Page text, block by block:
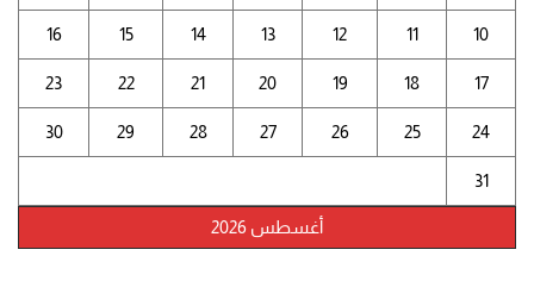
أغسطس 2026
10
11
12
13
14
15
16
17
18
19
20
21
22
23
24
25
26
27
28
29
30
31